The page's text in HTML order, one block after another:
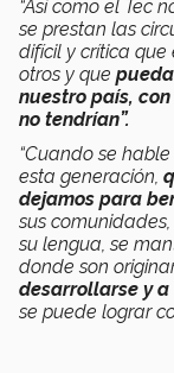
“Así como el Tec
se prestan las
difícil y crítica
otros y que
nuestro país,
no tendrían”.
“Cuando se
esta generación,
dejamos para
sus
su lengua, se
donde son
desarrollarse y a
se puede lograr